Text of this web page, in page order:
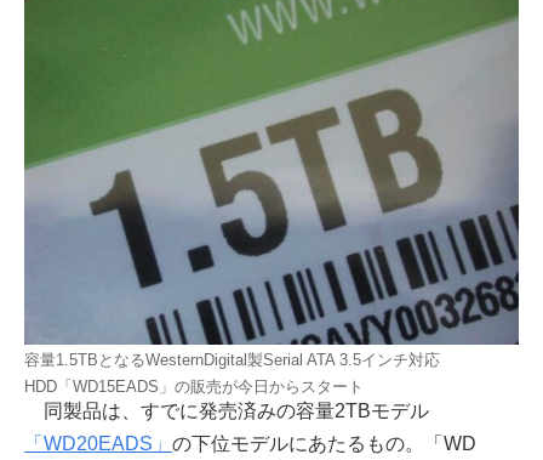
容量1.5TBとなるWesternDigital製Serial ATA 3.5インチ対応
HDD「WD15EADS」の販売が今日からスタート
同製品は、すでに発売済みの容量2TBモデル
「WD20EADS」 の下位モデルにあたるもの。「WD